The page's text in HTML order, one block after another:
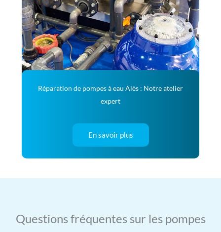
Réparation de pompes à eau Alès : Notre atelier
expert
En savoir plus
Questions fréquentes sur les pompes